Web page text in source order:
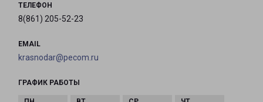
ТЕЛЕФОН
8(861) 205-52-23
EMAIL
krasnodar@pecom.ru
ГРАФИК РАБОТЫ